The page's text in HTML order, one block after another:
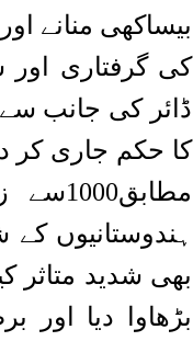
بیساکھی منانے
کی گرفتاری اور
ڈائر کی جانب سے
کا حکم جاری کر
ہندوستانیوں
بھی شدید
بڑھاوا دیا اور